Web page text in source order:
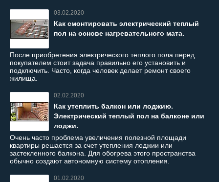
03.02.2020
Как смонтировать электрический теплый
пол на основе нагревательного мата.
После приобретения электрического теплого пола перед
покупателем стоит задача правильно его установить и
подключить. Часто, когда человек делает ремонт своего
жилища.
02.02.2020
Как утеплить балкон или лоджию.
Электрический теплый пол на балконе или
лоджи.
Очень часто проблема увеличения полезной площади
квартиры решается за счет утепления лоджии или
застекленного балкона. Для обогрева этого пространства
обычно создают автономную систему отопления.
01.02.2020